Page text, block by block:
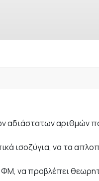
αδιάστατων αριθμών
ισοζύγια, να τα
να προβλέπει